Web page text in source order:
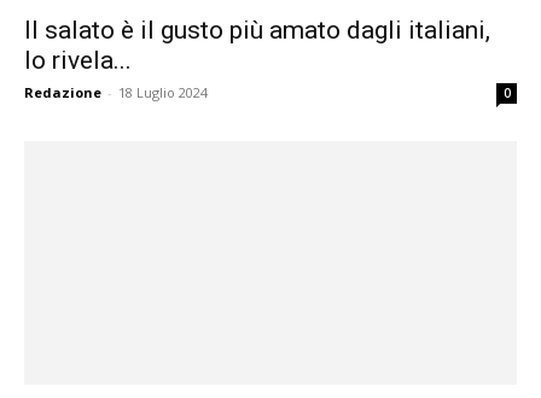
Il salato è il gusto più amato dagli italiani,
lo rivela...
Redazione - 18 Luglio 2024 0